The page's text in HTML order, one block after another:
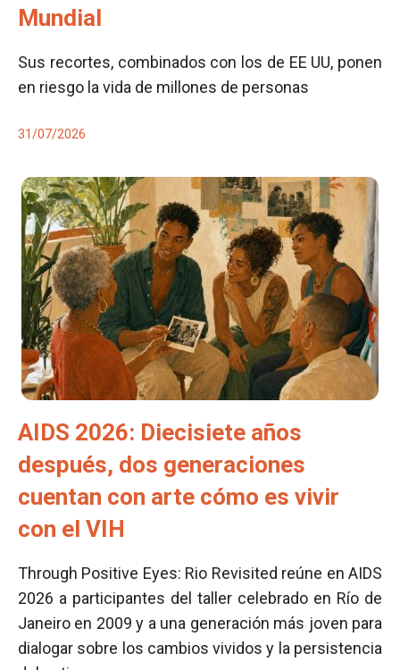
Mundial
Sus recortes, combinados con los de EE UU, ponen
en riesgo la vida de millones de personas
31/07/2026
AIDS 2026: Diecisiete años
después, dos generaciones
cuentan con arte cómo es vivir
con el VIH
Through Positive Eyes: Rio Revisited reúne en AIDS
2026 a participantes del taller celebrado en Río de
Janeiro en 2009 y a una generación más joven para
dialogar sobre los cambios vividos y la persistencia